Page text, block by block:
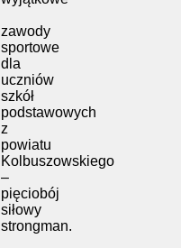
zawody
sportowe
dla
uczniów
szkół
podstawowych
z
powiatu
Kolbuszowskiego
–
pięciobój
siłowy
strongman.